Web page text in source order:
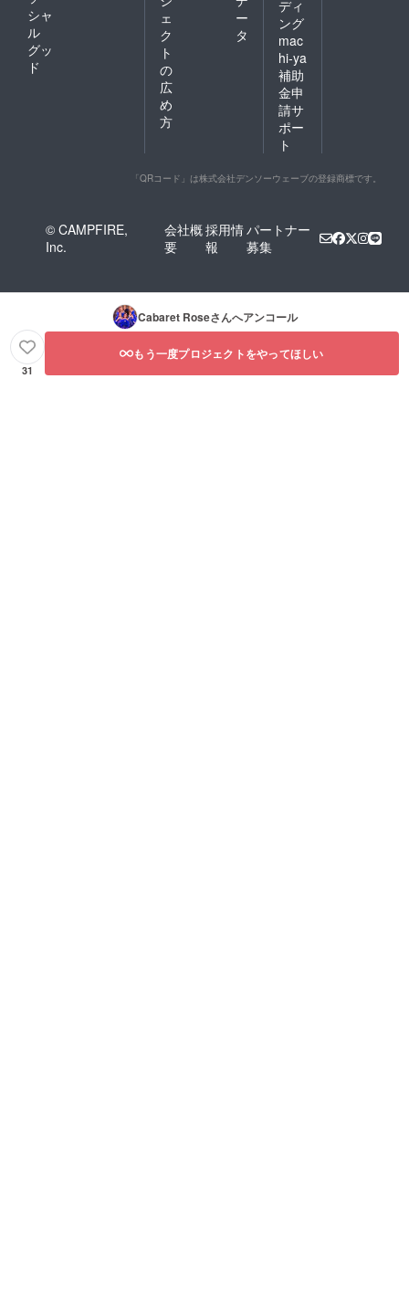
シャ
ル
グッ
ド
ェ
ク
ト
の
広
め
方
ー
タ
ディ
ング
mac
hi-ya
補助
金申
請サ
ポー
ト
「QRコード」は株式会社デンソーウェーブの登録商標です。
© CAMPFIRE,
Inc.
会社概
要
採用情
報
パートナー
募集
Cabaret Roseさんへアンコール
31
もう一度プロジェクトをやってほしい